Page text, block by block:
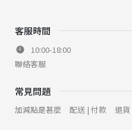
客服時間
10:00-18:00
聯絡客服
常見問題
加減點是甚麼 配送 | 付款 退